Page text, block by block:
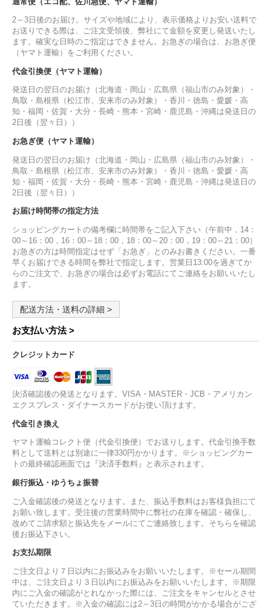
2～3日後のお届け。サイズや地域により、表示価格よりお安い送料で
お送りできる際は、ご注文受領後、弊社にて金額を変更し発送いたし
ます。確実な日時のご指定はできません。お急ぎの場合は、お急ぎ便
（ヤマト運輸）をご利用ください。
代金引換便（ヤマト運輸）
発送日の翌日のお届け（北海道・岡山・広島県（福山市のみ対象）・
鳥取・島根県（松江市、安来市のみ対象）・香川・徳島・愛媛・高
知・福岡・佐賀・大分・長崎・熊本・宮崎・鹿児島・沖縄は発送日の
2日後（翌々日））
お急ぎ便（ヤマト運輸）
発送日の翌日のお届け（北海道・岡山・広島県（福山市のみ対象）・
鳥取・島根県（松江市、安来市のみ対象）・香川・徳島・愛媛・高
知・福岡・佐賀・大分・長崎・熊本・宮崎・鹿児島・沖縄は発送日の
2日後（翌々日））
お届け時間帯の指定方法
ショッピングカートの備考欄に時間帯をご記入下さい（午前中，14：
00～16：00，16：00～18：00，18：00～20：00，19：00～21：00）
お急ぎの方は時間指定はせず「お急ぎ」とのみお書きください。一番
早くお届けできる時間を弊社で指定します。営業日13:00を過ぎてか
らのご注文で、お急ぎの場合は必ずお電話にてご連絡をお願いいたし
ます。
配送方法・送料の詳細 >
お支払い方法 >
クレジットカード
決済確認後の発送となります。VISA・MASTER・JCB・アメリカン
エクスプレス・ダイナースカードがお使い頂けます。
代金引き換え
ヤマト運輸コレクト便（代金引換便）でお送りします。代金引換手数
料として送料とは別途に一律330円かかります。※ショッピングカー
トの最終確認画面では『決済手数料』と表示されます。
銀行振込・ゆうちょ振替
ご入金確認後の発送となります。また、振込手数料はお客様負担にて
お願い致します。受注後の営業時間中に弊社の在庫を確認・確保し、
改めてご請求額と振込先をメールにてご連絡致します。そちらを確認
後お振込下さい。
お支払期限
ご注文日より７日以内にお振込みをお願いいたします。※セール期間
中は、ご注文日より３日以内にお振込みをお願いいたします。※期限
内にご入金の確認がとれなかった際には、ご注文をキャンセルとさせ
ていただきます。※入金の確認には2～3日の時間がかかる場合がござ